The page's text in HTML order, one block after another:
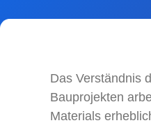
Das Verständnis
Bauprojekten
Materials